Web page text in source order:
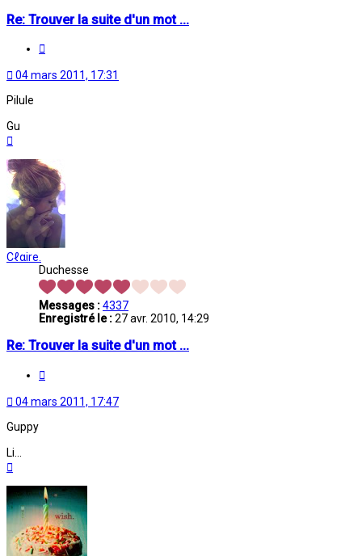
Re: Trouver la suite d'un mot ...
04 mars 2011, 17:31
Pilule
Gu
Cℓαire.
Duchesse
Messages :4337
Enregistré le :27 avr. 2010, 14:29
Re: Trouver la suite d'un mot ...
04 mars 2011, 17:47
Guppy
Li...